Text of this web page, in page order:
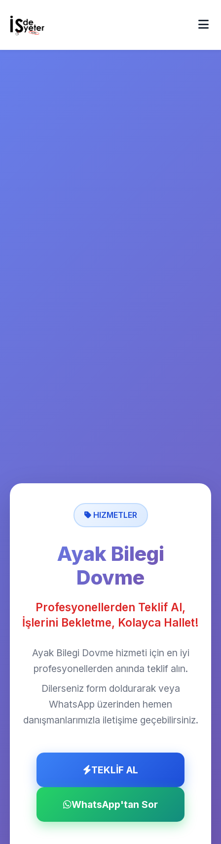
HIZMETLER
Ayak Bilegi
Dovme
Profesyonellerden Teklif Al,
İşlerini Bekletme, Kolayca Hallet!
Ayak Bilegi Dovme hizmeti için en iyi
profesyonellerden anında teklif alın.
Dilerseniz form doldurarak veya
WhatsApp üzerinden hemen
danışmanlarımızla iletişime geçebilirsiniz.
TEKLİF AL
WhatsApp'tan Sor